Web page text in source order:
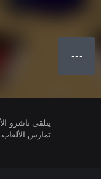
● ● ●
تمارس الألعاب.